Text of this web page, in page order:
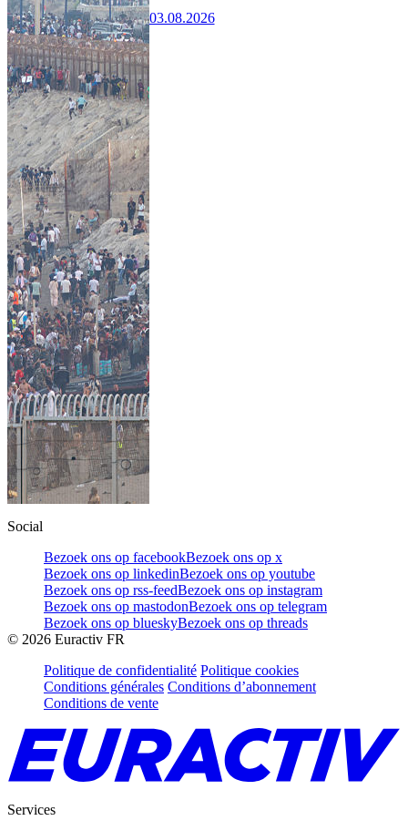
03.08.2026
Social
Bezoek ons op facebookBezoek ons op x
Bezoek ons op linkedinBezoek ons op youtube
Bezoek ons op rss-feedBezoek ons op instagram
Bezoek ons op mastodonBezoek ons op telegram
Bezoek ons op blueskyBezoek ons op threads
© 2026 Euractiv FR
Politique de confidentialité Politique cookies
Conditions générales Conditions d’abonnement
Conditions de vente
Services